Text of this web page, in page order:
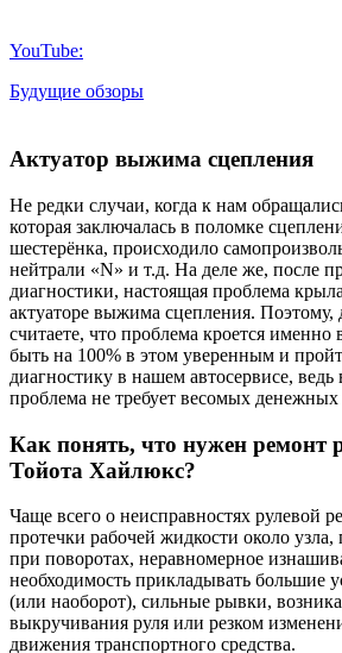
YouTube:
Будущие обзоры
Актуатор выжима сцепления
Не редки случаи, когда к нам
которая заключалась в поломке
шестерёнка, происходило
нейтрали «N» и т.д. На деле же, после
диагностики, настоящая проблема
актуаторе выжима сцепления. Поэтому,
считаете, что проблема кроется
быть на 100% в этом уверенным и
диагностику в нашем автосервисе,
проблема не требует весомых денежных
Как понять, что нужен ремонт
Тойота Хайлюкс?
Чаще всего о неисправностях рулевой
протечки рабочей жидкости около
при поворотах, неравномерное
необходимость прикладывать большие
(или наоборот), сильные рывки,
выкручивания руля или резком
движения транспортного средства.